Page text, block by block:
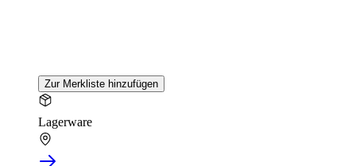
Zur Merkliste hinzufügen
Lagerware